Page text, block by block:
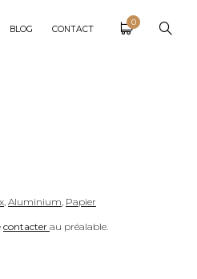
BLOG CONTACT
0
, Aluminium, Papier
contacter au préalable.